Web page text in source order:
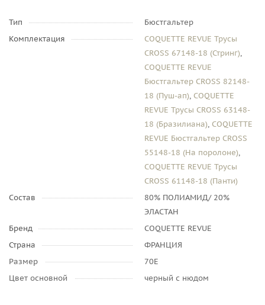
Тип
Бюстгальтер
Комплектация
COQUETTE REVUE Трусы
CROSS 67148-18 (Стринг),
COQUETTE REVUE
Бюстгальтер CROSS 82148-
18 (Пуш-ап), COQUETTE
REVUE Трусы CROSS 63148-
18 (Бразилиана), COQUETTE
REVUE Бюстгальтер CROSS
55148-18 (На поролоне),
COQUETTE REVUE Трусы
CROSS 61148-18 (Панти)
Состав
80% ПОЛИАМИД/ 20%
ЭЛАСТАН
Бренд
COQUETTE REVUE
Страна
ФРАНЦИЯ
Размер
70E
Цвет основной
черный с нюдом